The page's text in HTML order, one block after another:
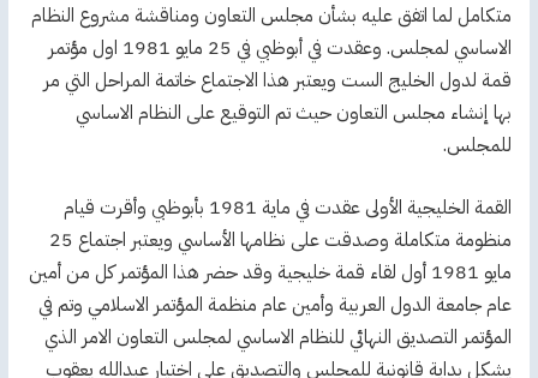
متكامل لما اتفق عليه بشأن مجلس التعاون ومناقشة مشروع النظام
الاساسي لمجلس. وعقدت في أبوظبي في 25 مايو 1981 اول مؤتمر
قمة لدول الخليج الست ويعتبر هذا الاجتماع خاتمة المراحل التي مر
بها إنشاء مجلس التعاون حيث تم التوقيع على النظام الاساسي
للمجلس.
القمة الخليجية الأولى عقدت في ماية 1981 بأبوظبي وأقرت قيام
منظومة متكاملة وصدقت على نظامها الأساسي ويعتبر اجتماع 25
مايو 1981 أول لقاء قمة خليجية وقد حضر هذا المؤتمر كل من أمين
عام جامعة الدول العربية وأمين عام منظمة المؤتمر الاسلامي وتم في
المؤتمر التصديق النهائي للنظام الاساسي لمجلس التعاون الامر الذي
يشكل بداية قانونية للمجلس والتصديق على اختيار عبدالله يعقوب